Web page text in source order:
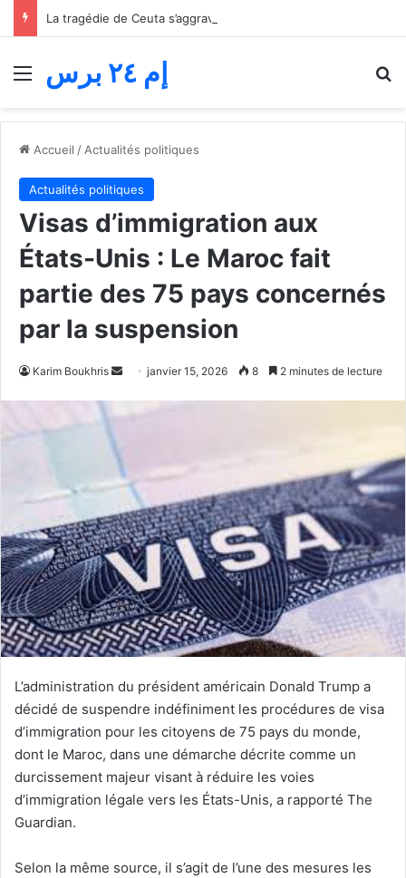
Menu إم ٢٤ برس
Accueil / Actualités politiques
Actualités politiques
Visas d’immigration aux
États-Unis : Le Maroc fait
partie des 75 pays concernés
par la suspension
Karim Boukhris
Envoyer
courriel
janvier 15, 2026 8 2 minutes de lecture
L’administration du président américain Donald Trump a
décidé de suspendre indéfiniment les procédures de visa
d’immigration pour les citoyens de 75 pays du monde,
dont le Maroc, dans une démarche décrite comme un
durcissement majeur visant à réduire les voies
d’immigration légale vers les États-Unis, a rapporté The
Guardian.
Selon la même source, il s’agit de l’une des mesures les